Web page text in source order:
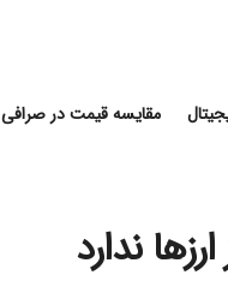
مقایسه قیمت در صرافی
ندارد